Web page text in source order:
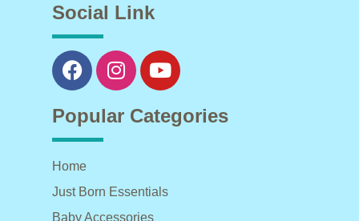
Social Link
Popular Categories
Home
Just Born Essentials
Baby Accessories